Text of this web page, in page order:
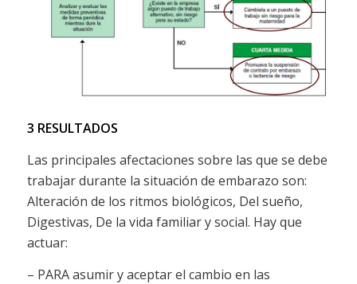
3 RESULTADOS
Las principales afectaciones sobre las que se debe
trabajar durante la situación de embarazo son:
Alteración de los ritmos biológicos, Del sueño,
Digestivas, De la vida familiar y social. Hay que
actuar:
– PARA asumir y aceptar el cambio en las